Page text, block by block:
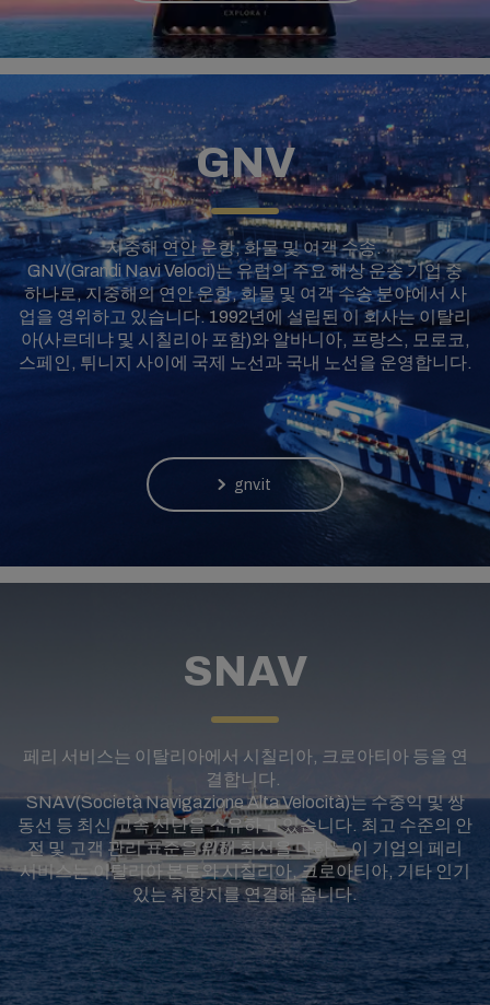
GNV
지중해 연안 운항, 화물 및 여객 수송.
GNV(Grandi Navi Veloci)는 유럽의 주요 해상 운송 기업 중
하나로, 지중해의 연안 운항, 화물 및 여객 수송 분야에서 사
업을 영위하고 있습니다. 1992년에 설립된 이 회사는 이탈리
아(사르데냐 및 시칠리아 포함)와 알바니아, 프랑스, 모로코,
스페인, 튀니지 사이에 국제 노선과 국내 노선을 운영합니다.
gnv.it
SNAV
페리 서비스는 이탈리아에서 시칠리아, 크로아티아 등을 연
결합니다.
SNAV(Società Navigazione Alta Velocità)는 수중익 및 쌍
동선 등 최신 고속 선단을 소유하고 있습니다. 최고 수준의 안
전 및 고객 관리 표준을 위해 최선을 다하는 이 기업의 페리
서비스는 이탈리아 본토와 시칠리아, 크로아티아, 기타 인기
있는 취항지를 연결해 줍니다.